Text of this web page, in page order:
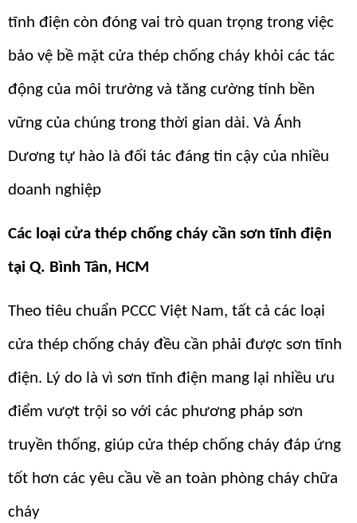
tĩnh điện còn đóng vai trò quan trọng trong việc
bảo vệ bề mặt cửa thép chống cháy khỏi các tác
động của môi trường và tăng cường tính bền
vững của chúng trong thời gian dài. Và Ánh
Dương tự hào là đối tác đáng tin cậy của nhiều
doanh nghiệp
Các loại cửa thép chống cháy cần sơn tĩnh điện
tại Q. Bình Tân, HCM
Theo tiêu chuẩn PCCC Việt Nam, tất cả các loại
cửa thép chống cháy đều cần phải được sơn tĩnh
điện. Lý do là vì sơn tĩnh điện mang lại nhiều ưu
điểm vượt trội so với các phương pháp sơn
truyền thống, giúp cửa thép chống cháy đáp ứng
tốt hơn các yêu cầu về an toàn phòng cháy chữa
cháy